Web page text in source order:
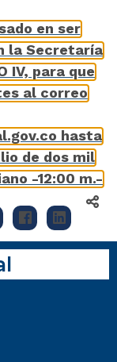
en ser
la Secretaría
IV, para que
al correo
hasta
de dos mil
-12:00 m.-